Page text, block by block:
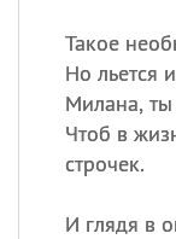
Такое
Но льется
Милана,
Чтоб в
строчек.
И глядя в